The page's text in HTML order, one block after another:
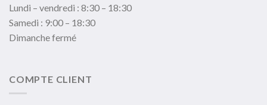
Lundi – vendredi : 8:30 – 18:30
Samedi : 9:00 – 18:30
Dimanche fermé
COMPTE CLIENT